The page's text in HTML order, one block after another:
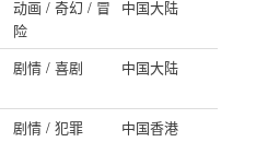
动画 / 奇幻 / 冒
险
中国大陆
剧情 / 喜剧 中国大陆
剧情 / 犯罪 中国香港